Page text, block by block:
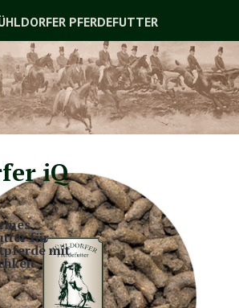
PFERDEFUTTER
iQ
für
mit